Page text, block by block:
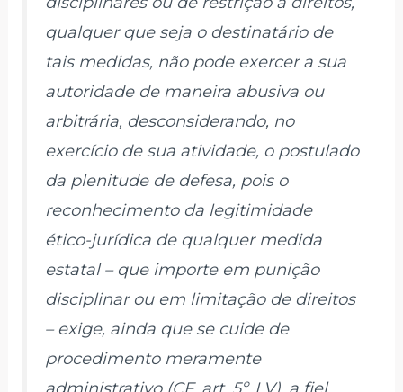
qualquer que seja o destinatário de
tais medidas, não pode exercer a sua
autoridade de maneira abusiva ou
arbitrária, desconsiderando, no
exercício de sua atividade, o postulado
da plenitude de defesa, pois o
reconhecimento da legitimidade
ético-jurídica de qualquer medida
estatal – que importe em punição
disciplinar ou em limitação de direitos
– exige, ainda que se cuide de
procedimento meramente